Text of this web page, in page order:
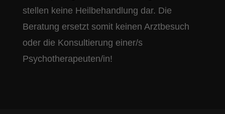
stellen keine Heilbehandlung dar. Die
Beratung ersetzt somit keinen Arztbesuch
oder die Konsultierung einer/s
Psychotherapeuten/in!